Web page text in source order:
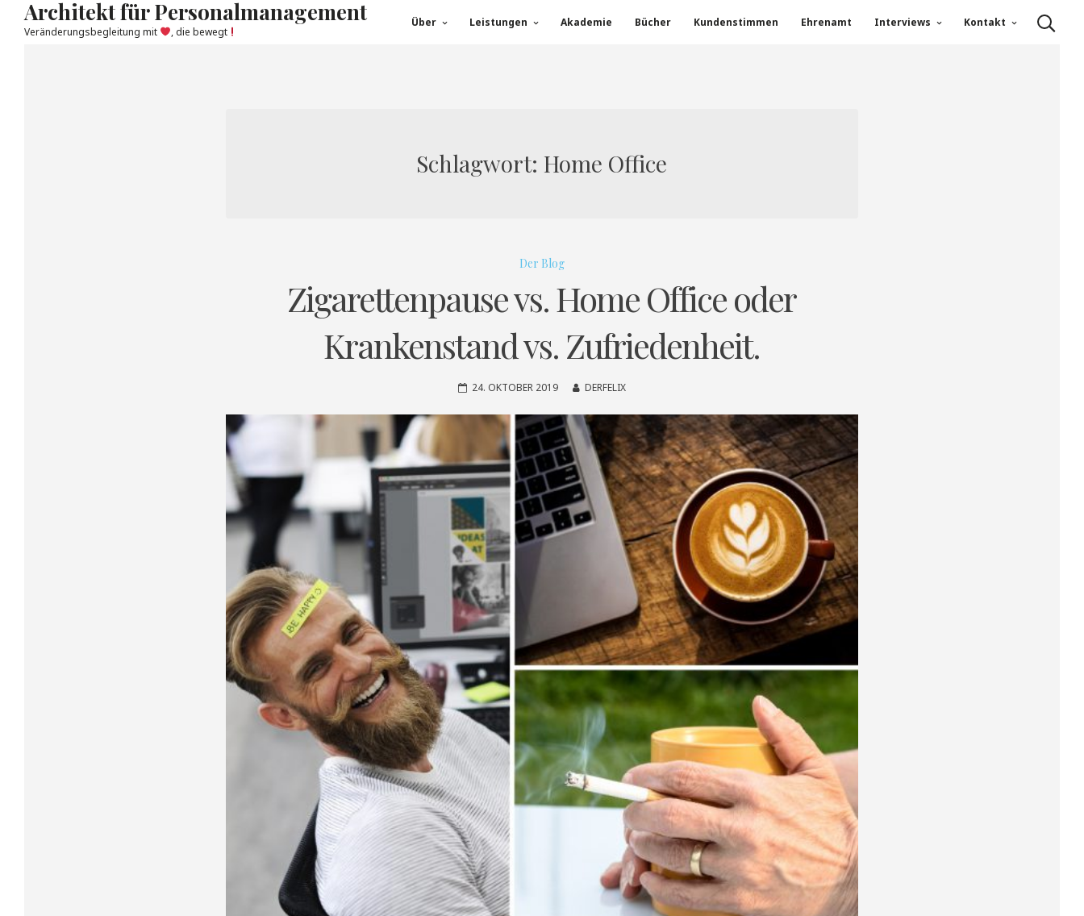
Architekt für Personalmanagement
Veränderungsbegleitung mit , die bewegt
Über Leistungen Akademie Bücher Kundenstimmen Ehrenamt Interviews Kontakt
Schlagwort:Home Office
Der Blog
Zigarettenpause vs. Home Office oder
Krankenstand vs. Zufriedenheit.
24. OKTOBER 2019 DERFELIX